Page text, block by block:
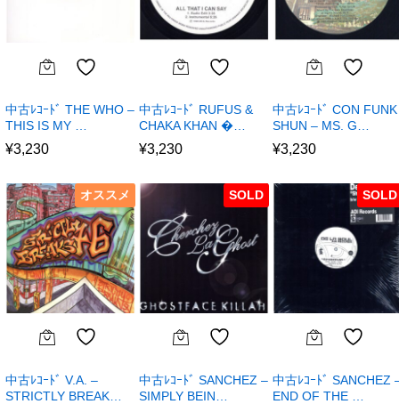
中古ﾚｺｰﾄﾞ THE WHO –
THIS IS MY …
¥3,230
中古ﾚｺｰﾄﾞ RUFUS &
CHAKA KHAN �…
¥3,230
中古ﾚｺｰﾄﾞ CON FUNK
SHUN – MS. G…
¥3,230
オススメ
中古ﾚｺｰﾄﾞ V.A. –
STRICTLY BREAK…
SOLD
中古ﾚｺｰﾄﾞ SANCHEZ –
SIMPLY BEIN…
SOLD
中古ﾚｺｰﾄﾞ SANCHEZ
END OF THE …